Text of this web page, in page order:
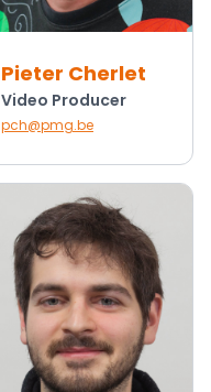
Pieter Cherlet
Video Producer
pch@pmg.be